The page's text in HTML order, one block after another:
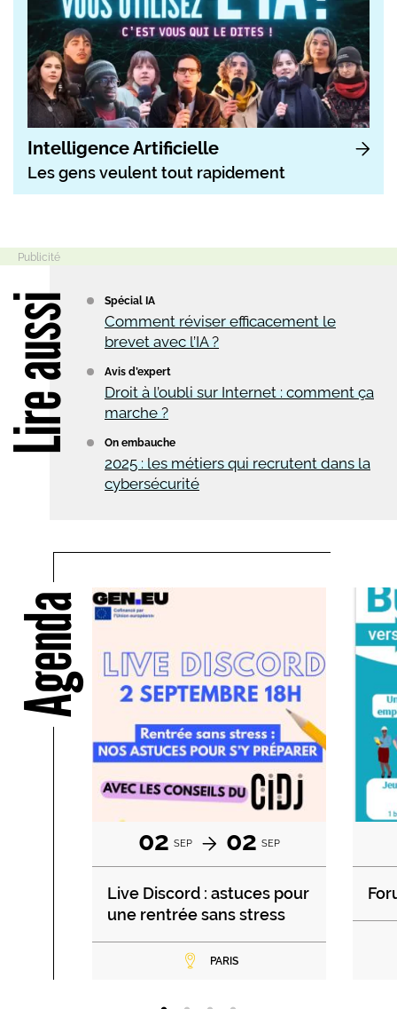
Intelligence Artificielle
Les gens veulent tout rapidement
Spécial IA
Comment réviser efficacement le
brevet avec l’IA ?
Avis d’expert
Droit à l’oubli sur Internet : comment ça
marche ?
On embauche
2025 : les métiers qui recrutent dans la
cybersécurité
Agenda
02 SEP 02 SEP
Live Discord : astuces pour
une rentrée sans stress
PARIS